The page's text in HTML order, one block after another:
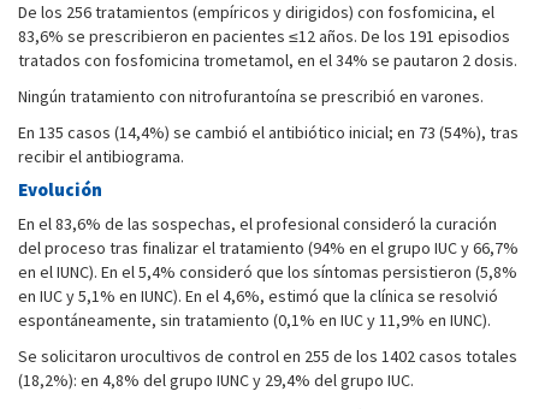
De los 256 tratamientos (empíricos y dirigidos) con fosfomicina, el
83,6% se prescribieron en pacientes ≤12 años. De los 191 episodios
tratados con fosfomicina trometamol, en el 34% se pautaron 2 dosis.
Ningún tratamiento con nitrofurantoína se prescribió en varones.
En 135 casos (14,4%) se cambió el antibiótico inicial; en 73 (54%), tras
recibir el antibiograma.
Evolución
En el 83,6% de las sospechas, el profesional consideró la curación
del proceso tras finalizar el tratamiento (94% en el grupo IUC y 66,7%
en el IUNC). En el 5,4% consideró que los síntomas persistieron (5,8%
en IUC y 5,1% en IUNC). En el 4,6%, estimó que la clínica se resolvió
espontáneamente, sin tratamiento (0,1% en IUC y 11,9% en IUNC).
Se solicitaron urocultivos de control en 255 de los 1402 casos totales
(18,2%): en 4,8% del grupo IUNC y 29,4% del grupo IUC.